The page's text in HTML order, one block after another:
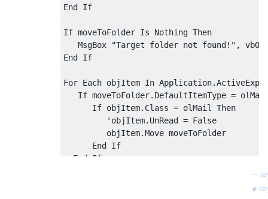
End If
If moveToFolder Is Nothing Then
MsgBox
"Target folder not found!" ,
End If
For Each objItem In Application.
If moveToFolder. DefaultItemType =
If objItem. Class = olMail Then
'objItem.UnRead = False
         objItem.Move moveToFolder
      End If
  End If